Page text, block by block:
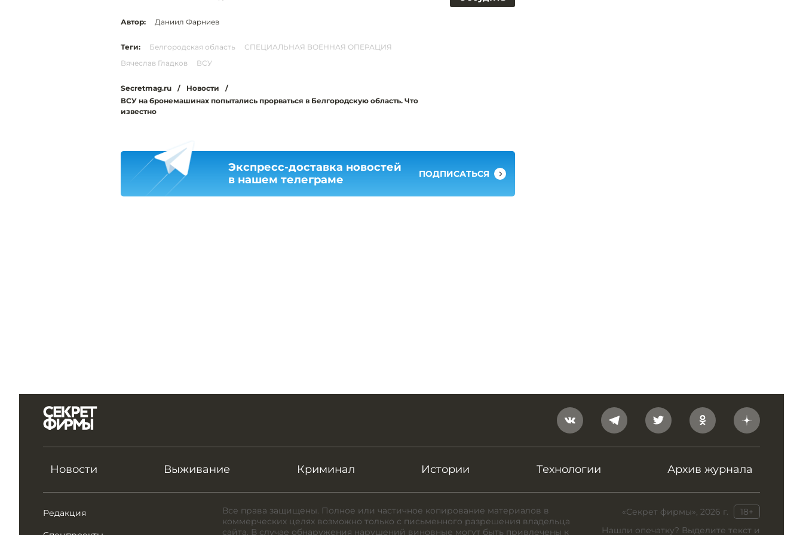
Автор: Даниил Фарниев
Теги: Белгородская область
СПЕЦИАЛЬНАЯ ВОЕННАЯ ОПЕРАЦИЯ
Вячеслав Гладков
ВСУ
Secretmag.ru / Новости
/
ВСУ на бронемашинах попытались прорваться в Белгородскую область. Что
известно
Экспресс-доставка новостей
в нашем телеграме
ПОДПИСАТЬСЯ
Новости Выживание Криминал Истории Технологии Архив журнала
Редакция «Секрет фирмы», 2026 г.
18+
Нашли опечатку? Выделите текст и
Все права защищены. Полное или частичное копирование материалов в
коммерческих целях возможно только с письменного разрешения владельца
сайта. В случае обнаружения нарушений виновные могут быть привлечены к